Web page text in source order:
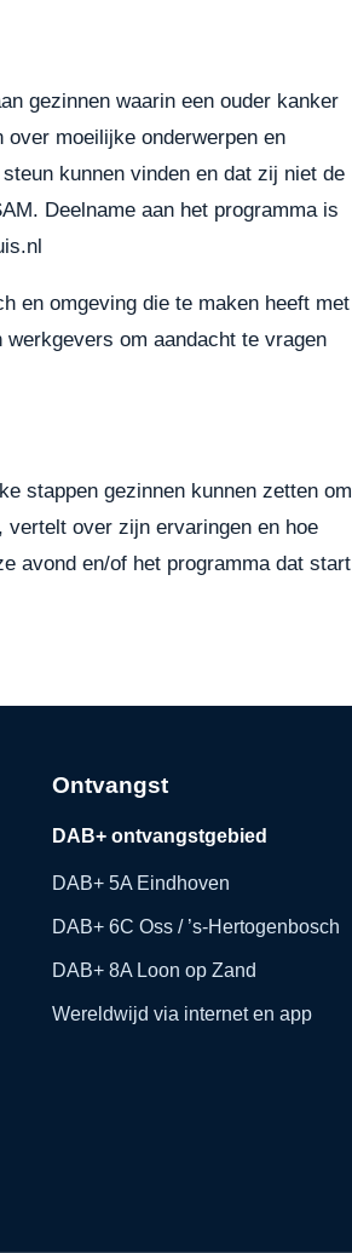
gezinnen waarin een ouder kanker
moeilijke onderwerpen en
kunnen vinden en dat zij niet de
Deelname aan het programma is
en omgeving die te maken heeft met
om aandacht te vragen
stappen gezinnen kunnen zetten om
vertelt over zijn ervaringen en hoe
avond en/of het programma dat start
Ontvangst
DAB+ ontvangstgebied
DAB+ 5A Eindhoven
DAB+ 6C Oss / ’s-Hertogenbosch
DAB+ 8A Loon op Zand
Wereldwijd via internet en app